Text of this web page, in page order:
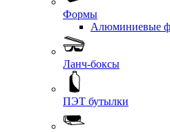
Формы
Алюминиевые
Ланч-боксы
ПЭТ бутылки